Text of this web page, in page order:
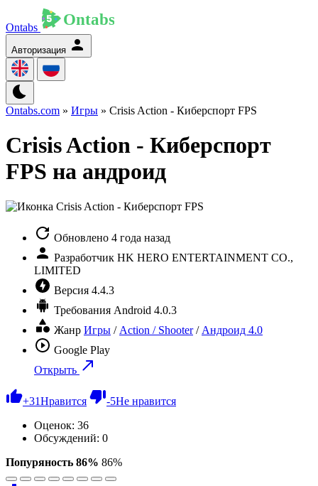
Ontabs
Авторизация
Ontabs.com » Игры » Crisis Action - Киберспорт FPS
Crisis Action - Киберспорт
FPS на андроид
Обновлено 4 года назад
Разработчик HK HERO ENTERTAINMENT CO.,
LIMITED
Версия 4.4.3
Требования Android 4.0.3
Жанр Игры / Action / Shooter/ Андроид 4.0
Google Play
Открыть
+31Нравится -5Не нравится
Оценок: 36
Обсуждений: 0
Попуряность 86% 86%